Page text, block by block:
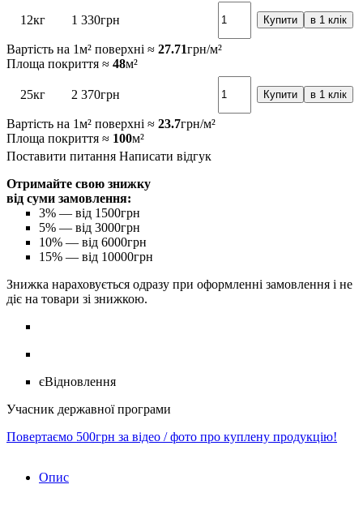
12кг 1 330грн Купити в 1 клік
Вартість на 1м² поверхні ≈ 27.71грн/м²
Площа покриття ≈ 48м²
25кг 2 370грн Купити в 1 клік
Вартість на 1м² поверхні ≈ 23.7грн/м²
Площа покриття ≈ 100м²
Поставити питання Написати відгук
Отримайте свою знижку
від суми замовлення:
3% — від 1500грн
5% — від 3000грн
10% — від 6000грн
15% — від 10000грн
Знижка нараховується одразу при оформленні замовлення і не
діє на товари зі знижкою.
єВідновлення
Учасник державної програми
Повертаємо 500грн за відео / фото про куплену продукцію!
Опис